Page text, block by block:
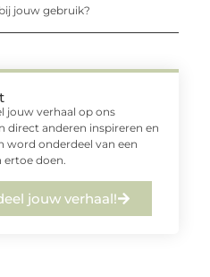
jouw gebruik?
jouw verhaal op ons
direct anderen inspireren en
word onderdeel van een
doen.
jouw verhaal!